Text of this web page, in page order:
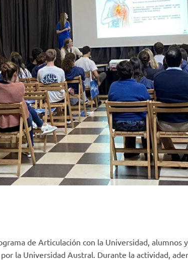
de Articulación con la Universidad, alumnos
la Universidad Austral. Durante la actividad,